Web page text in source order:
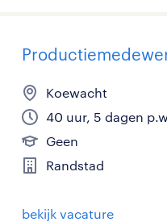
Koewacht
40 uur, 5 dagen
Geen
Randstad
bekijk vacature